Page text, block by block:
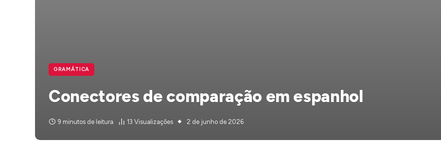
GRAMÁTICA
Conectores de comparação em espanhol
9 minutos de leitura 13 Visualizações 2 de junho de 2026